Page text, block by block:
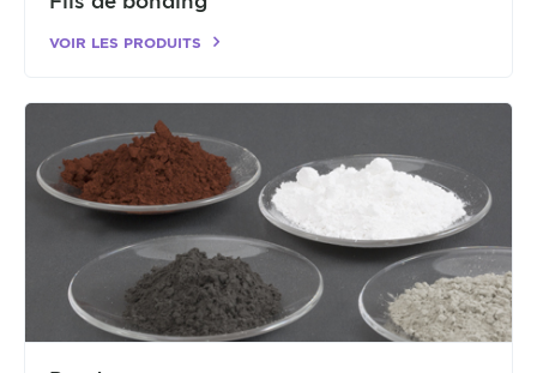
VOIR LES PRODUITS